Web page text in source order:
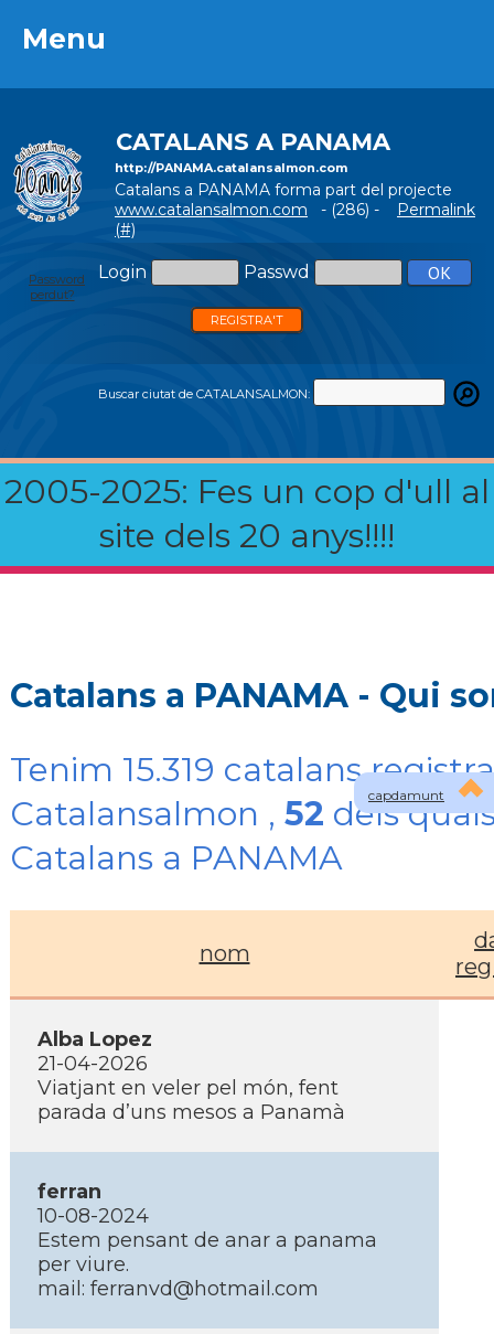
Menu
CATALANS A PANAMA
http://PANAMA.catalansalmon.com
Catalans a PANAMA forma part del projecte
www.catalansalmon.com - (286) - Permalink
(#)
Login Passwd
Password
perdut?
REGISTRA'T
Buscar ciutat de CATALANSALMON:
2005-2025: Fes un cop d'ull al
site dels 20 anys!!!!
Menu
capdamunt
Catalans a PANAMA - Qui
Tenim 15.319 catalans
Catalansalmon , 52 dels
Catalans a PANAMA
nom
Alba Lopez
21-04-2026
Viatjant en veler pel món, fent
parada d’uns mesos a Panamà
ferran
10-08-2024
Estem pensant de anar a panama
per viure.
mail: ferranvd@hotmail.com